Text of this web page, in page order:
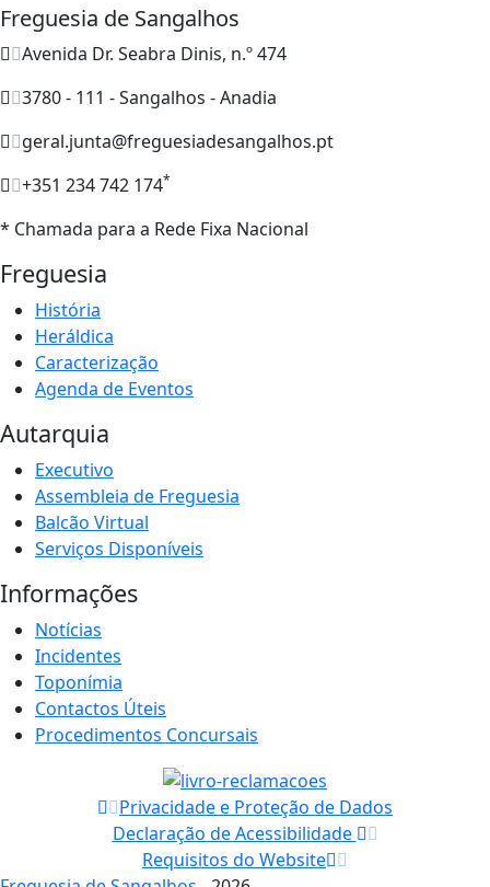
Freguesia de Sangalhos
Avenida Dr. Seabra Dinis, n.º 474
3780 - 111 - Sangalhos - Anadia
geral.junta@freguesiadesangalhos.pt
+351 234 742 174*
* Chamada para a Rede Fixa Nacional
Freguesia
História
Heráldica
Caracterização
Agenda de Eventos
Autarquia
Executivo
Assembleia de Freguesia
Balcão Virtual
Serviços Disponíveis
Informações
Notícias
Incidentes
Toponímia
Contactos Úteis
Procedimentos Concursais
Privacidade e Proteção de Dados
Declaração de Acessibilidade
Requisitos do Website